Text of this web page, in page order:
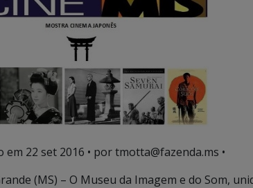
em 22 set 2016 • por tmotta@fazenda.ms •
(MS) – O Museu da Imagem e do Som,